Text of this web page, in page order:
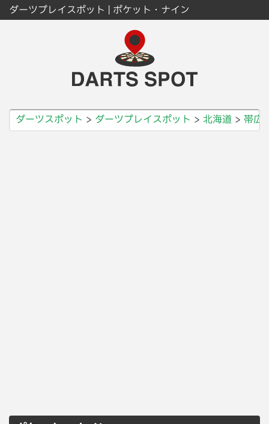
ダーツプレイスポット | ポケット・ナイン
ダーツスポット ダーツプレイスポット 北海道 帯広